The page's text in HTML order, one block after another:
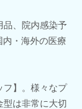
品、院内感染予
・海外の医療
フ】。様々なプ
型は非常に大切